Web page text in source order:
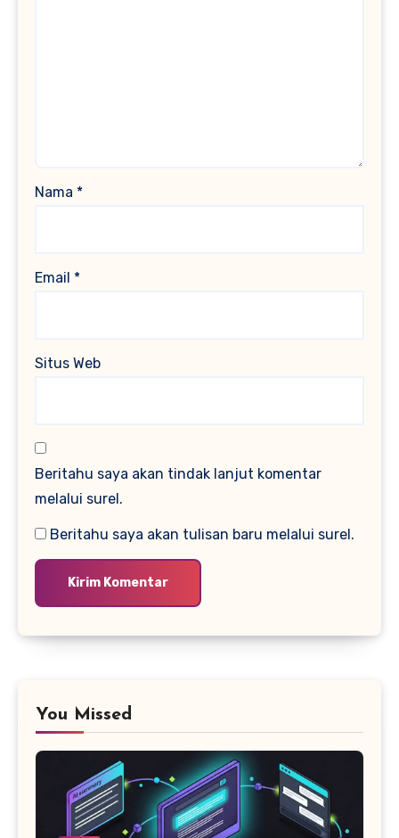
Nama *
Email *
Situs Web
Beritahu saya akan tindak lanjut komentar
melalui surel.
Beritahu saya akan tulisan baru melalui surel.
You Missed